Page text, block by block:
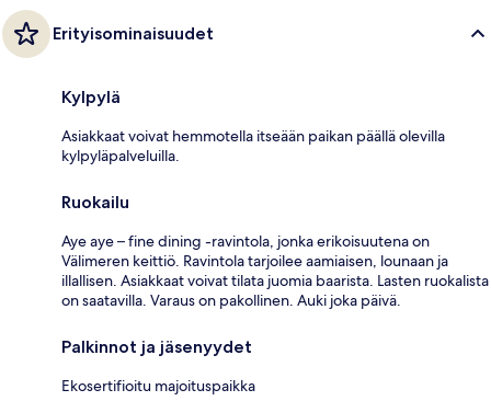
Erityisominaisuudet
Kylpylä
Asiakkaat voivat hemmotella itseään paikan päällä olevilla
kylpyläpalveluilla.
Ruokailu
Aye aye – fine dining -ravintola, jonka erikoisuutena on
Välimeren keittiö. Ravintola tarjoilee aamiaisen, lounaan ja
illallisen. Asiakkaat voivat tilata juomia baarista. Lasten ruokalista
on saatavilla. Varaus on pakollinen. Auki joka päivä.
Palkinnot ja jäsenyydet
Ekosertifioitu majoituspaikka